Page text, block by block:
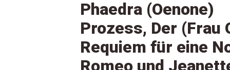
Phaedra (Oenone)
Prozess, Der (Frau
Requiem für eine
Romeo und